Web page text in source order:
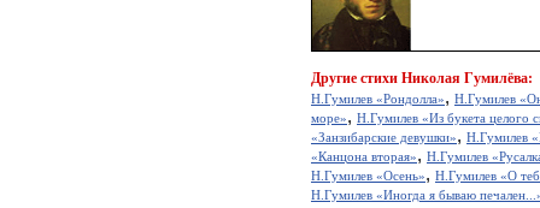
Другие стихи Николая Гумилёва:
Н.Гумилев «Рондолла», Н.Гумилев
море», Н.Гумилев «Из букета целого
«Занзибарские девушки», Н.Гумилев
«Канцона вторая», Н.Гумилев
Н.Гумилев «Осень», Н.Гумилев «О
Н.Гумилев «Иногда я бываю